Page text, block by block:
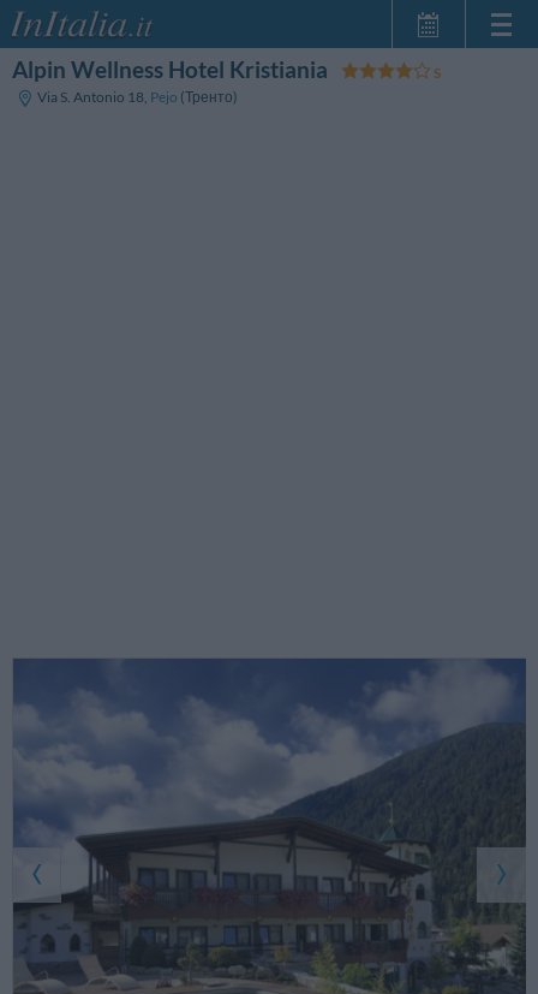
Главная
Alpin Wellness Hotel Kristiania
Via S. Antonio 18, Pejo (Тренто)